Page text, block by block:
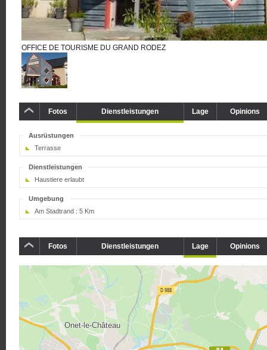
OFFICE DE TOURISME DU GRAND RODEZ
Fotos Dienstleistungen Lage Opinions
Ausrüstungen
Terrasse
Dienstleistungen
Haustiere erlaubt
Umgebung
Am Stadtrand : 5 Km
Fotos Dienstleistungen Lage Opinions